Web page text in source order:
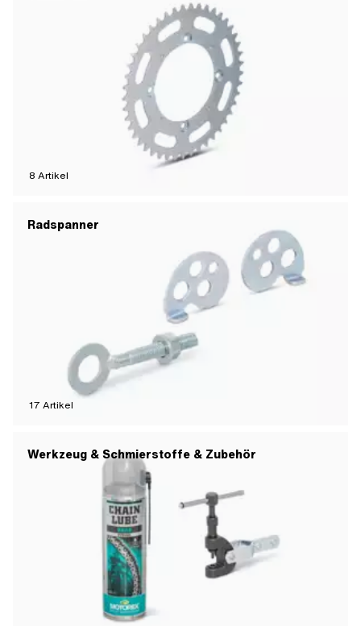
8 Artikel
Radspanner
17 Artikel
Werkzeug & Schmierstoffe & Zubehör